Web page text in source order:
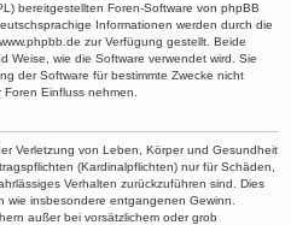
bereitgestellten Foren-Software von phpBB
Informationen werden durch die
zur Verfügung gestellt. Beide
Weise, wie die Software verwendet wird. Sie
der Software für bestimmte Zwecke nicht
Einfluss nehmen.
Verletzung von Leben, Körper und Gesundheit
(Kardinalpflichten) nur für Schäden,
Verhalten zurückzuführen sind. Dies
wie insbesondere entgangenen Gewinn.
außer bei vorsätzlichem oder grob